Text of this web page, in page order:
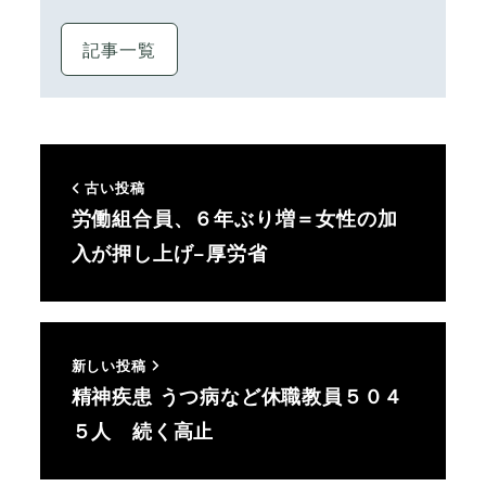
記事一覧
古い投稿
労働組合員、６年ぶり増＝女性の加
入が押し上げ−厚労省
新しい投稿
精神疾患 うつ病など休職教員５０４
５人 続く高止